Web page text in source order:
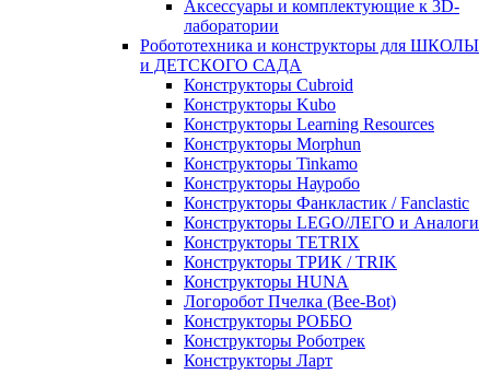
Аксессуары и комплектующие к 3D-
лаборатории
Робототехника и конструкторы для ШКОЛЫ
и ДЕТСКОГО САДА
Конструкторы Cubroid
Конструкторы Kubo
Конструкторы Learning Resources
Конструкторы Morphun
Конструкторы Tinkamo
Конструкторы Науробо
Конструкторы Фанкластик / Fanclastic
Конструкторы LEGO/ЛЕГО и Аналоги
Конструкторы TETRIX
Конструкторы ТРИК / TRIK
Конструкторы HUNA
Логоробот Пчелка (Bee-Bot)
Конструкторы РОББО
Конструкторы Роботрек
Конструкторы Ларт